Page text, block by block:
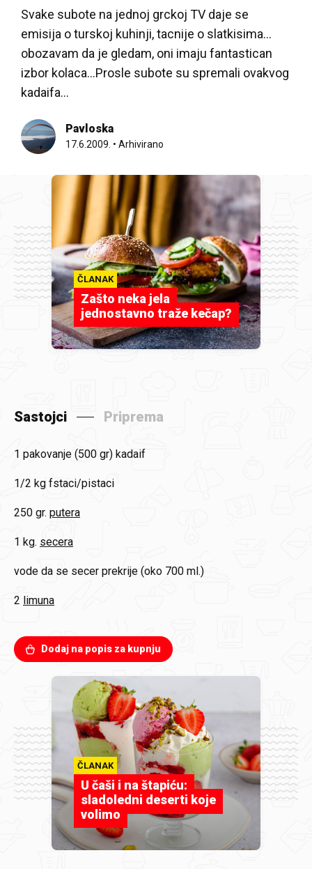
Svake subote na jednoj grckoj TV daje se
emisija o turskoj kuhinji, tacnije o slatkisima…
obozavam da je gledam, oni imaju fantastican
izbor kolaca…Prosle subote su spremali ovakvog
kadaifa…
Pavloska
17.6.2009. • Arhivirano
ČLANAK
Zašto neka jela
jednostavno traže kečap?
Sastojci Priprema
1 pakovanje (500 gr) kadaif
1/2 kg fstaci/pistaci
250 gr. putera
1 kg. secera
vode da se secer prekrije (oko 700 ml.)
2 limuna
Dodaj na popis za kupnju
ČLANAK
U čaši i na štapiću:
sladoledni deserti koje
volimo